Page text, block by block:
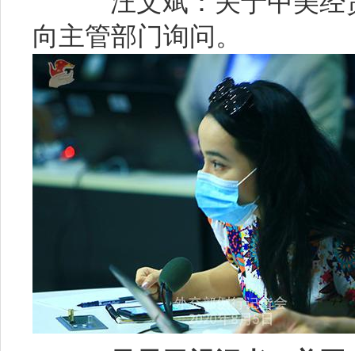
向主管部门询问。